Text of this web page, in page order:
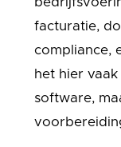
facturatie,
compliance,
het hier
software,